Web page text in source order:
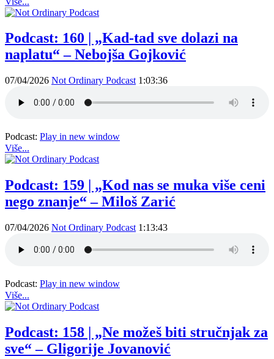
Podcast: 160 | „Kad-tad sve dolazi na
naplatu“ – Nebojša Gojković
07/04/2026 Not Ordinary Podcast 1:03:36
Podcast: Play in new window
Više...
Podcast: 159 | „Kod nas se muka više ceni
nego znanje“ – Miloš Zarić
07/04/2026 Not Ordinary Podcast 1:13:43
Podcast: Play in new window
Više...
Podcast: 158 | „Ne možeš biti stručnjak za
sve“ – Gligorije Jovanović